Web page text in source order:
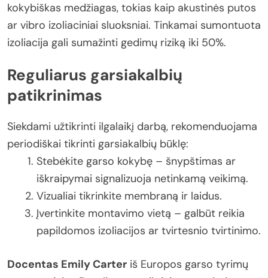
kokybiškas medžiagas, tokias kaip akustinės putos
ar vibro izoliaciniai sluoksniai. Tinkamai sumontuota
izoliacija gali sumažinti gedimų riziką iki 50%.
Reguliarus garsiakalbių
patikrinimas
Siekdami užtikrinti ilgalaikį darbą, rekomenduojama
periodiškai tikrinti garsiakalbių būklę:
Stebėkite garso kokybę – šnypštimas ar
iškraipymai signalizuoja netinkamą veikimą.
Vizualiai tikrinkite membraną ir laidus.
Įvertinkite montavimo vietą – galbūt reikia
papildomos izoliacijos ar tvirtesnio tvirtinimo.
Docentas Emily Carter iš Europos garso tyrimų